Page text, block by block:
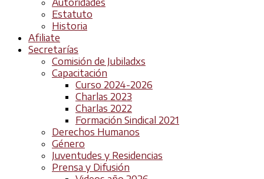
Estatuto
Historia
Afiliate
Secretarías
Comisión de Jubiladxs
Capacitación
Curso 2024-2026
Charlas 2023
Charlas 2022
Formación Sindical 2021
Derechos Humanos
Género
Juventudes y Residencias
Prensa y Difusión